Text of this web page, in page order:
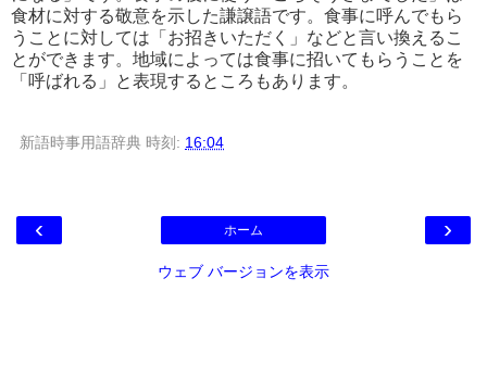
食材に対する敬意を示した謙譲語です。食事に呼んでもら
うことに対しては「お招きいただく」などと言い換えるこ
とができます。地域によっては食事に招いてもらうことを
「呼ばれる」と表現するところもあります。
新語時事用語辞典 時刻: 16:04
‹ ›
ホーム
ウェブ バージョンを表示